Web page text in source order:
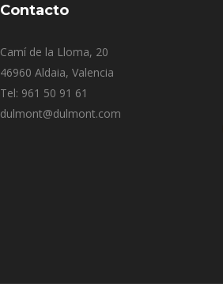
Contacto
Camí de la Lloma, 20
46960 Aldaia, Valencia
Tel: 961 50 91 61
dulmont@dulmont.com